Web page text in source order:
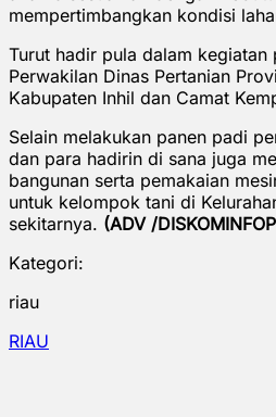
mempertimbangkan kondisi
Turut hadir pula dalam kegiatan
Perwakilan Dinas Pertanian
Kabupaten Inhil dan Camat
Selain melakukan panen padi
dan para hadirin di sana juga
bangunan serta pemakaian
untuk kelompok tani di
sekitarnya. (ADV /
Kategori:
riau
RIAU